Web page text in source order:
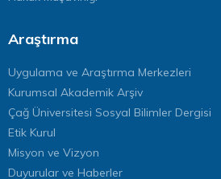
Araştırma
Uygulama ve Araştırma Merkezleri
Kurumsal Akademik Arşiv
Çağ Üniversitesi Sosyal Bilimler Dergisi
Etik Kurul
Misyon ve Vizyon
Duyurular ve Haberler